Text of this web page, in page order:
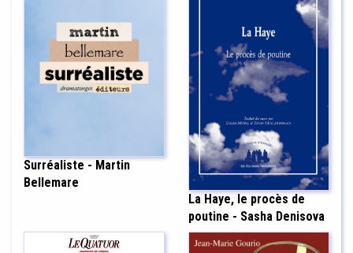
Surréaliste - Martin
Bellemare
La Haye, le procès de
poutine - Sasha Denisova